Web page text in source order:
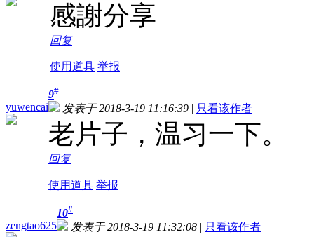
感謝分享
回复
使用道具 举报
yuwencai
9#
发表于 2018-3-19 11:16:39 | 只看该作者
老片子，温习一下。
回复
使用道具 举报
zengtao625
10#
发表于 2018-3-19 11:32:08 | 只看该作者